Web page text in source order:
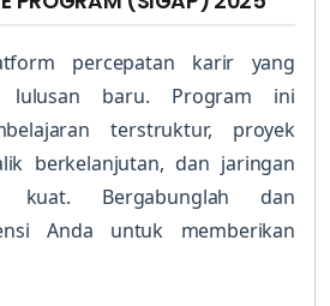
percepatan karir yang
lulusan baru. Program ini
terstruktur, proyek
berkelanjutan, dan jaringan
kuat. Bergabunglah dan
Anda untuk memberikan